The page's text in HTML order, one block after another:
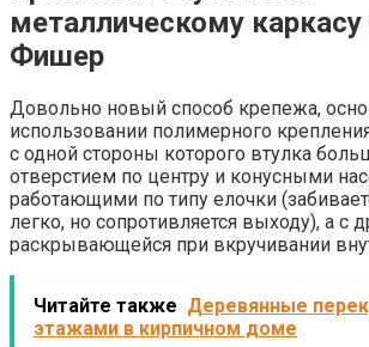
металлическому
Фишер
Довольно новый способ крепежа,
использовании полимерного
с одной стороны которого втулка
отверстием по центру и конусными
работающими по типу елочки
легко, но сопротивляется выходу), а с
раскрывающейся при вкручивании
Читайте также Деревянные
этажами в кирпичном доме